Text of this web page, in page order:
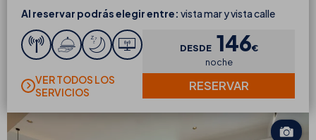
Al reservar podrás elegir entre: vista mar y vista calle
VER TODOS LOS
SERVICIOS
DESDE 146€
noche
RESERVAR